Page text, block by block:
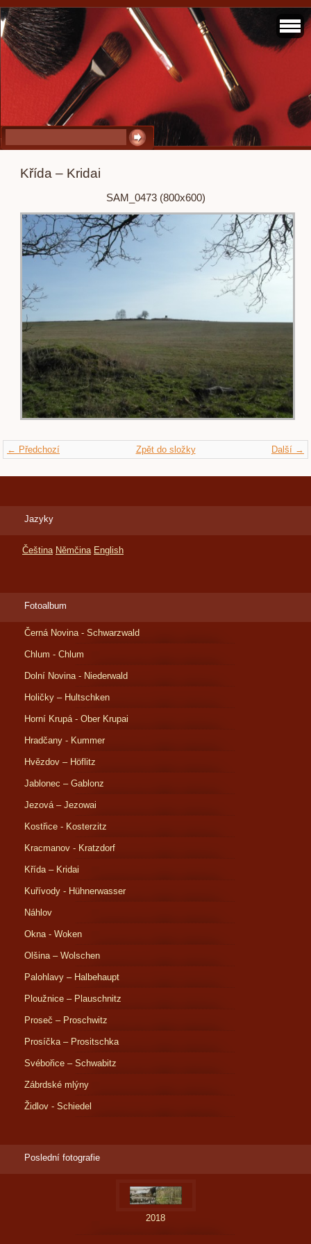
Křída – Kridai
SAM_0473 (800x600)
← Předchozí Další →
Zpět do složky
Jazyky
Čeština Němčina English
Fotoalbum
Černá Novina - Schwarzwald
Chlum - Chlum
Dolní Novina - Niederwald
Holičky – Hultschken
Horní Krupá - Ober Krupai
Hradčany - Kummer
Hvězdov – Höflitz
Jablonec – Gablonz
Jezová – Jezowai
Kostřice - Kosterzitz
Kracmanov - Kratzdorf
Křída – Kridai
Kuřívody - Hühnerwasser
Náhlov
Okna - Woken
Olšina – Wolschen
Palohlavy – Halbehaupt
Ploužnice – Plauschnitz
Proseč – Proschwitz
Prosíčka – Prositschka
Svébořice – Schwabitz
Zábrdské mlýny
Židlov - Schiedel
Poslední fotografie
2018